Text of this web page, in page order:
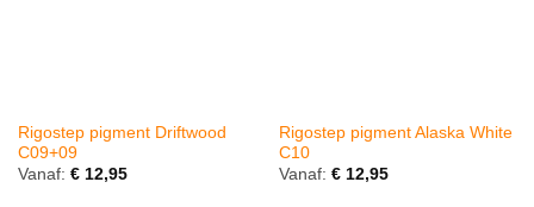
Rigostep pigment Driftwood
C09+09
Vanaf: €12,95
Rigostep pigment Alaska White
C10
Vanaf: €12,95